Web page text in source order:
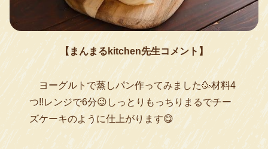
【まんまるkitchen先生コメント】
ヨーグルトで蒸しパン作ってみました🥳材料4
つ‼️レンジで6分😉しっとりもっちりまるでチー
ズケーキのように仕上がります😋